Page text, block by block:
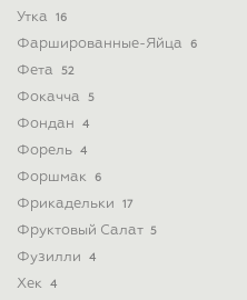
Утка 16
Фаршированные-Яйца 6
Фета 52
Фокачча 5
Фондан 4
Форель 4
Форшмак 6
Фрикадельки 17
Фруктовый Салат 5
Фузилли 4
Хек 4